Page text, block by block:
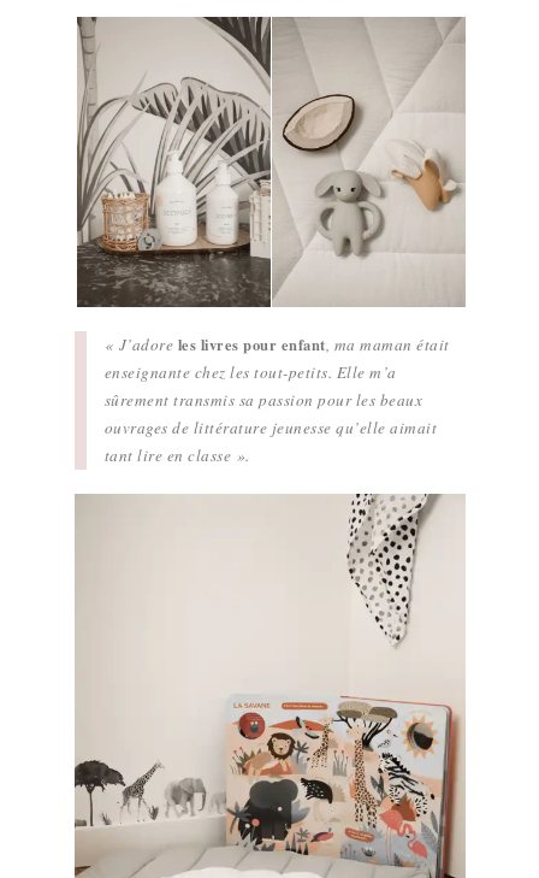
« J’adore les livres pour enfant, ma maman était
enseignante chez les tout-petits. Elle m’a
sûrement transmis sa passion pour les beaux
ouvrages de littérature jeunesse qu’elle aimait
tant lire en classe ».